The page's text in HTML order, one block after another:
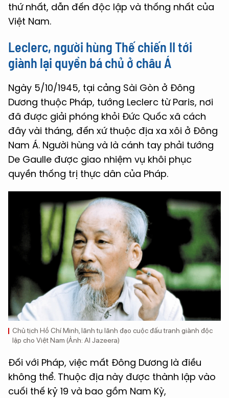
thứ nhất, dẫn đến độc lập và thống nhất của
Việt Nam.
Leclerc, người hùng Thế chiến II tới
giành lại quyền bá chủ ở châu Á
Ngày 5/10/1945, tại cảng Sài Gòn ở Đông
Dương thuộc Pháp, tướng Leclerc từ Paris, nơi
đã được giải phóng khỏi Đức Quốc xã cách
đây vài tháng, đến xứ thuộc địa xa xôi ở Đông
Nam Á. Người hùng và là cánh tay phải tướng
De Gaulle được giao nhiệm vụ khôi phục
quyền thống trị thực dân của Pháp.
Chủ tịch Hồ Chí Minh, lãnh tụ lãnh đạo cuộc đấu tranh giành độc
lập cho Việt Nam (Ảnh: Al Jazeera)
Đối với Pháp, việc mất Đông Dương là điều
không thể. Thuộc địa này được thành lập vào
cuối thế kỷ 19 và bao gồm Nam Kỳ,